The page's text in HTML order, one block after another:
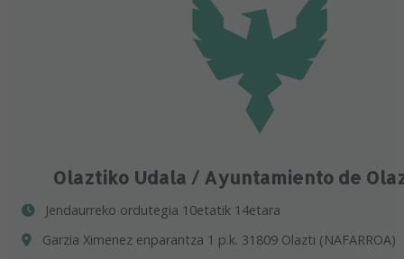
Olaztiko Udala / Ayuntamiento de
Jendaurreko ordutegia 10etatik 14etara
Garzia Ximenez enparantza 1 p.k. 31809 Olazti (NAFARROA)